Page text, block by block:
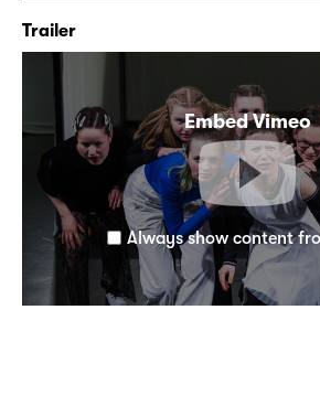
Trailer
Embed Vimeo
Always show content